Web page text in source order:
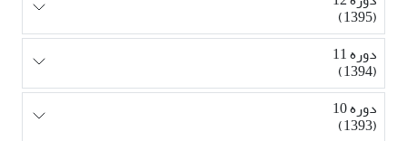
(1395)
دوره 11
(1394)
دوره 10
(1393)